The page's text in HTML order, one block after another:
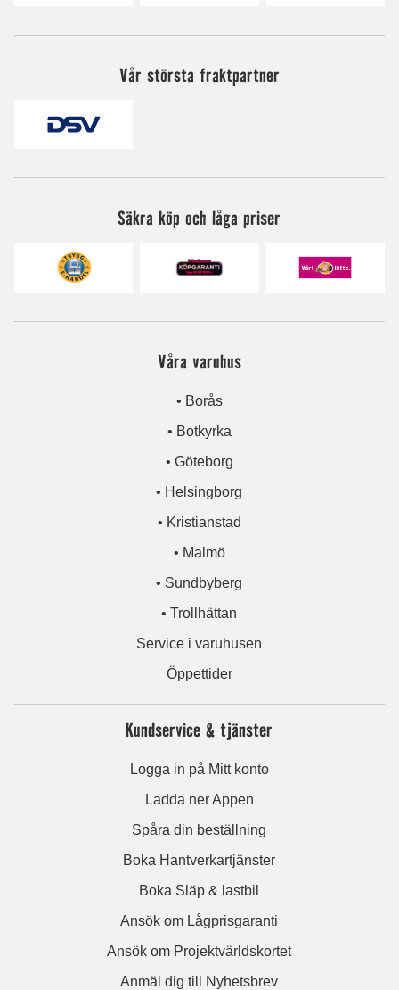
Vår största fraktpartner
Säkra köp och låga priser
Våra varuhus
• Borås
• Botkyrka
• Göteborg
• Helsingborg
• Kristianstad
• Malmö
• Sundbyberg
• Trollhättan
Service i varuhusen
Öppettider
Kundservice & tjänster
Logga in på Mitt konto
Ladda ner Appen
Spåra din beställning
Boka Hantverkartjänster
Boka Släp & lastbil
Ansök om Lågprisgaranti
Ansök om Projektvärldskortet
Anmäl dig till Nyhetsbrev